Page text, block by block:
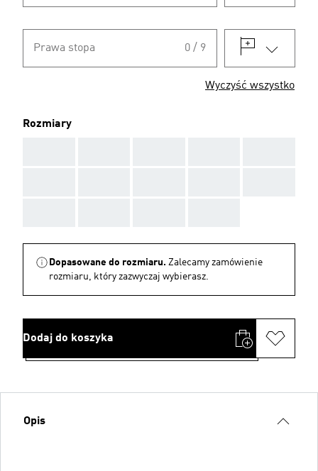
Prawa stopa 0 / 9
Wyczyść wszystko
Rozmiary
Dopasowane do rozmiaru. Zalecamy zamówienie
rozmiaru, który zazwyczaj wybierasz.
Dodaj do koszyka
Opis